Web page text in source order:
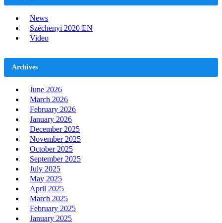
News
Széchenyi 2020 EN
Video
Archives
June 2026
March 2026
February 2026
January 2026
December 2025
November 2025
October 2025
September 2025
July 2025
May 2025
April 2025
March 2025
February 2025
January 2025